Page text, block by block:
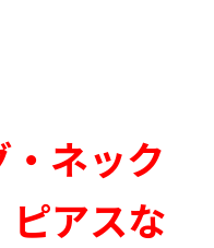
ネック
ピアスな